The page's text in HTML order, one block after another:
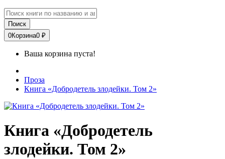
Поиск
0Корзина0 ₽
Ваша корзина пуста!
Проза
Книга «Добродетель злодейки. Том 2»
Книга «Добродетель
злодейки. Том 2»